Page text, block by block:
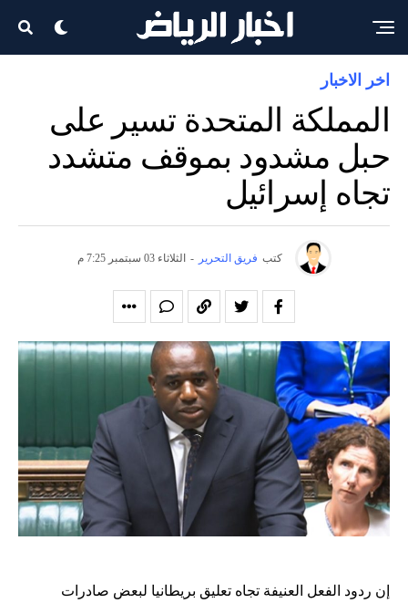
اخر الاخبار
المملكة المتحدة تسير على
حبل مشدود بموقف متشدد
تجاه إسرائيل
كتب فريق التحرير - الثلاثاء 03 سبتمبر 7:25 م
إن ردود الفعل العنيفة تجاه تعليق بريطانيا لبعض صادرات